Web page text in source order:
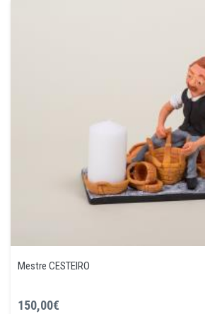
Mestre CESTEIRO
150,00€